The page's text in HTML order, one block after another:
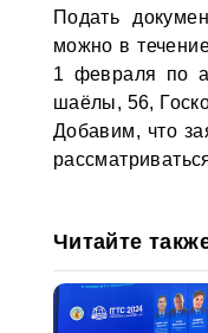
Подать
можно в
1 февраля по
шаёлы, 56,
Добавим, что
Читайте